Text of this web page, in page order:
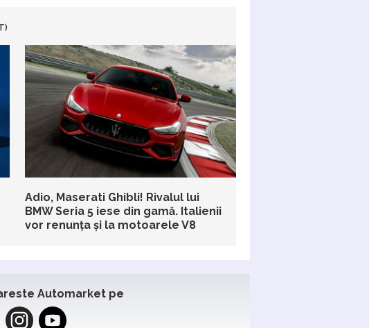
Adio, Maserati Ghibli! Rivalul lui
BMW Seria 5 iese din gamă. Italienii
vor renunța și la motoarele V8
Automarket pe